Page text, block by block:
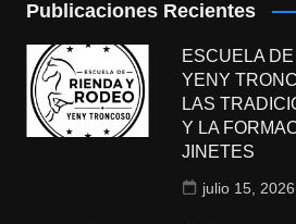
Publicaciones Recientes
ESCUELA
YENY
LAS
Y LA
JINETES
julio 15, 2026